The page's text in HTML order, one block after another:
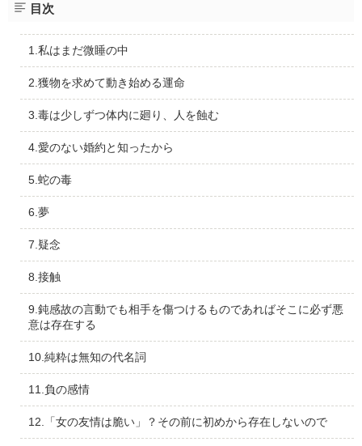
目次
1.私はまだ微睡の中
2.獲物を求めて動き始める運命
3.毒は少しずつ体内に廻り、人を蝕む
4.愛のない婚約と知ったから
5.蛇の毒
6.夢
7.疑念
8.接触
9.鈍感故の言動でも相手を傷つけるものであればそこに必ず悪
意は存在する
10.純粋は無知の代名詞
11.負の感情
12.「女の友情は脆い」？その前に初めから存在しないので